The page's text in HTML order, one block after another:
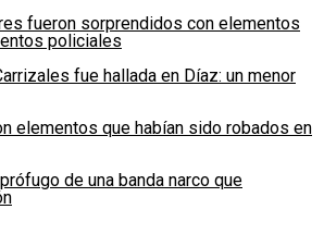
fueron sorprendidos con elementos
policiales
fue hallada en Díaz: un menor
elementos que habían sido robados en
de una banda narco que